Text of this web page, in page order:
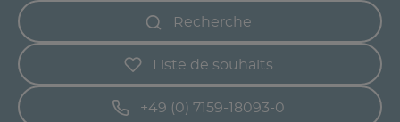
Recherche
Liste de souhaits
+49 (0) 7159-18093-0